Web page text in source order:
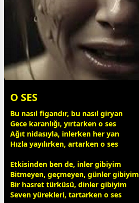
O SES
Bu nasıl figandır, bu nasıl giryan
Gece karanlığı, yırtarken o ses
Ağıt nidasıyla, inlerken her yan
Hızla yayılırken, artarken o ses
Etkisinden ben de, inler gibiyim
Bitmeyen, geçmeyen, günler gibiyim
Bir hasret türküsü, dinler gibiyim
Seven yürekleri, tartarken o ses